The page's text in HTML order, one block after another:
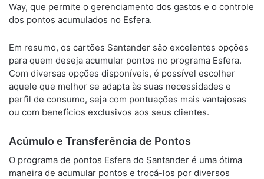
Way, que permite o gerenciamento dos gastos e o controle
dos pontos acumulados no Esfera.
Em resumo, os cartões Santander são excelentes opções
para quem deseja acumular pontos no programa Esfera.
Com diversas opções disponíveis, é possível escolher
aquele que melhor se adapta às suas necessidades e
perfil de consumo, seja com pontuações mais vantajosas
ou com benefícios exclusivos aos seus clientes.
Acúmulo e Transferência de Pontos
O programa de pontos Esfera do Santander é uma ótima
maneira de acumular pontos e trocá-los por diversos